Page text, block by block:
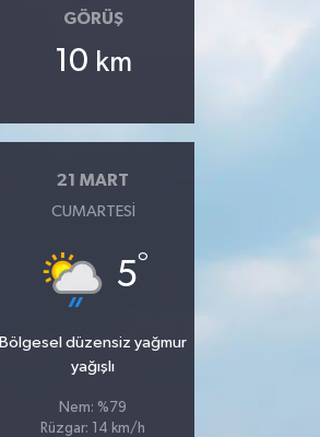
GÖRÜŞ
10 km
21 MART
CUMARTESI
5°
Bölgesel düzensiz yağmur
yağışlı
Nem: %79
Rüzgar: 14 km/h